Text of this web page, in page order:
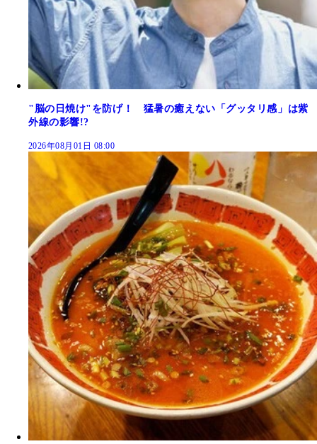
"脳の日焼け"を防げ！ 猛暑の癒えない「グッタリ感」は紫
外線の影響!?
2026年08月01日 08:00